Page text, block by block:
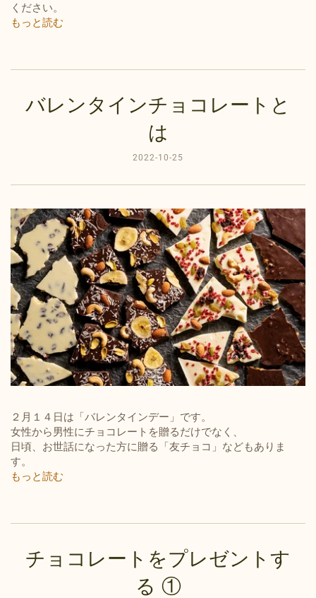
ください。
もっと読む
バレンタインチョコレートと
は
2022-10-25
２月１４日は「バレンタインデー」です。
女性から男性にチョコレートを贈るだけでなく、
日頃、お世話になった方に贈る「友チョコ」などもありま
す。
もっと読む
チョコレートをプレゼントす
る ①